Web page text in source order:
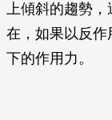
上傾斜的趨勢
在，如果以反作
下的作用力。